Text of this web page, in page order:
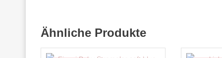
Ähnliche Produkte